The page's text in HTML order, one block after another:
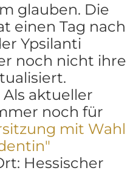
glauben. Die
einen Tag nach
Ypsilanti
noch nicht ihre
aktueller
noch für
mit Wahl
Hessischer